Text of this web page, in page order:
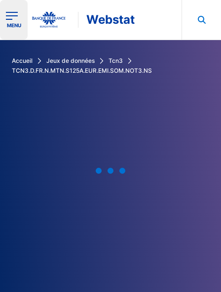
Ouvrir le menu de navigation
MENU Webstat
Accueil Jeux de données
Tcn3
TCN3.D.FR.N.MTN.S125A.EUR.EMI.SOM.NOT3.NS